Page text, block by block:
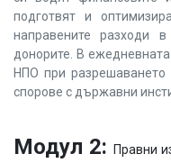
подготвят и
направените разходи
донорите. В
НПО при разрешаването
спорове с държавни
Модул 2:
Правни